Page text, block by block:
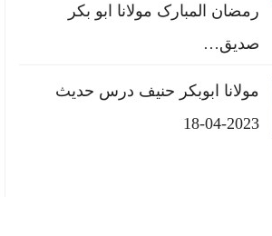
رمضان المبارک مولانا ابو بکر
صدیق…
مولانا ابوبکر حنیف درس حدیث
2023-04-18